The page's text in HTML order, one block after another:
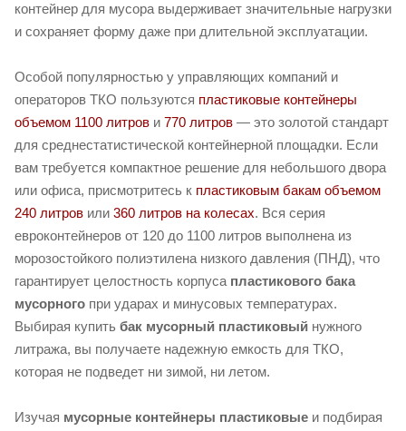
контейнер для мусора выдерживает значительные нагрузки
и сохраняет форму даже при длительной эксплуатации.
Особой популярностью у управляющих компаний и
операторов ТКО пользуются пластиковые контейнеры
объемом 1100 литров и 770 литров — это золотой стандарт
для среднестатистической контейнерной площадки. Если
вам требуется компактное решение для небольшого двора
или офиса, присмотритесь к пластиковым бакам объемом
240 литров или 360 литров на колесах. Вся серия
евроконтейнеров от 120 до 1100 литров выполнена из
морозостойкого полиэтилена низкого давления (ПНД), что
гарантирует целостность корпуса пластикового бака
мусорного при ударах и минусовых температурах.
Выбирая купить бак мусорный пластиковый нужного
литража, вы получаете надежную емкость для ТКО,
которая не подведет ни зимой, ни летом.
Изучая мусорные контейнеры пластиковые и подбирая